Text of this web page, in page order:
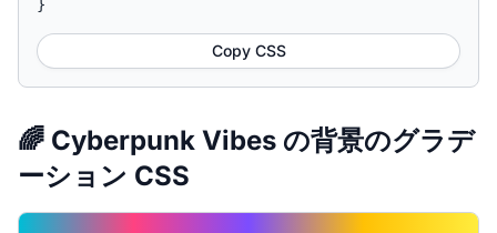
}
Copy CSS
🌈 Cyberpunk Vibes の背景のグラデ
ーション CSS